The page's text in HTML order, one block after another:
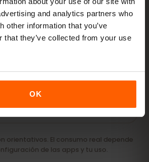
and analytics partners who
other information that you’ve
that they’ve collected from your use
OK
hotspot
y conexión para tu
20 GB+ o Ilimitado
orientativos. El consumo real depende
de las apps y tu uso.